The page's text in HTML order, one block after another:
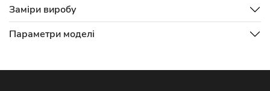
Заміри виробу
Параметри моделі